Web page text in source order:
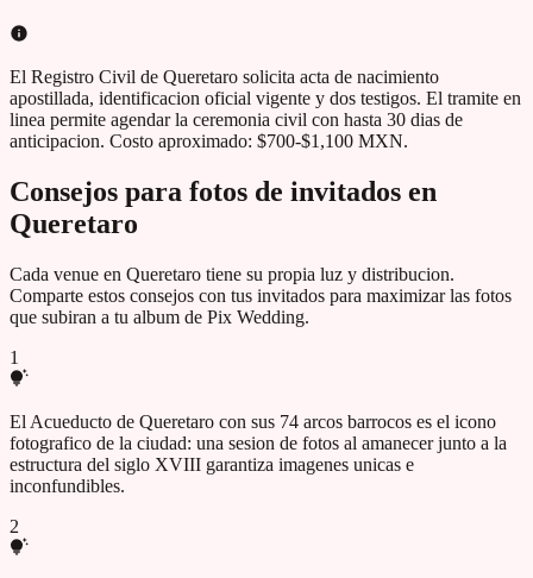
El Registro Civil de Queretaro solicita acta de nacimiento
apostillada, identificacion oficial vigente y dos testigos. El tramite en
linea permite agendar la ceremonia civil con hasta 30 dias de
anticipacion. Costo aproximado: $700-$1,100 MXN.
Consejos para fotos de invitados en
Queretaro
Cada venue en Queretaro tiene su propia luz y distribucion.
Comparte estos consejos con tus invitados para maximizar las fotos
que subiran a tu album de Pix Wedding.
1
El Acueducto de Queretaro con sus 74 arcos barrocos es el icono
fotografico de la ciudad: una sesion de fotos al amanecer junto a la
estructura del siglo XVIII garantiza imagenes unicas e
inconfundibles.
2